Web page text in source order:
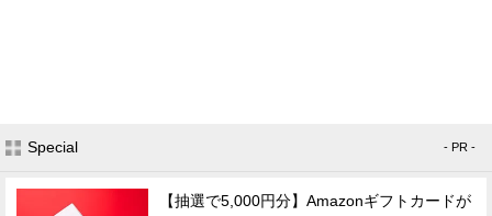
Special - PR -
【抽選で5,000円分】Amazonギフトカードが